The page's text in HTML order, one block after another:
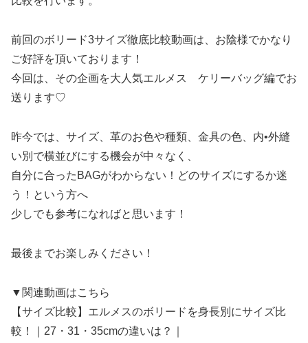
前回のボリード3サイズ徹底比較動画は、お陰様でかなり
ご好評を頂いております！
今回は、その企画を大人気エルメス ケリーバッグ編でお
送ります♡
昨今では、サイズ、革のお色や種類、金具の色、内•外縫
い別で横並びにする機会が中々なく、
自分に合ったBAGがわからない！どのサイズにするか迷
う！という方へ
少しでも参考になればと思います！
最後までお楽しみください！
▼関連動画はこちら
【サイズ比較】エルメスのボリードを身長別にサイズ比
較！｜27・31・35cmの違いは？｜